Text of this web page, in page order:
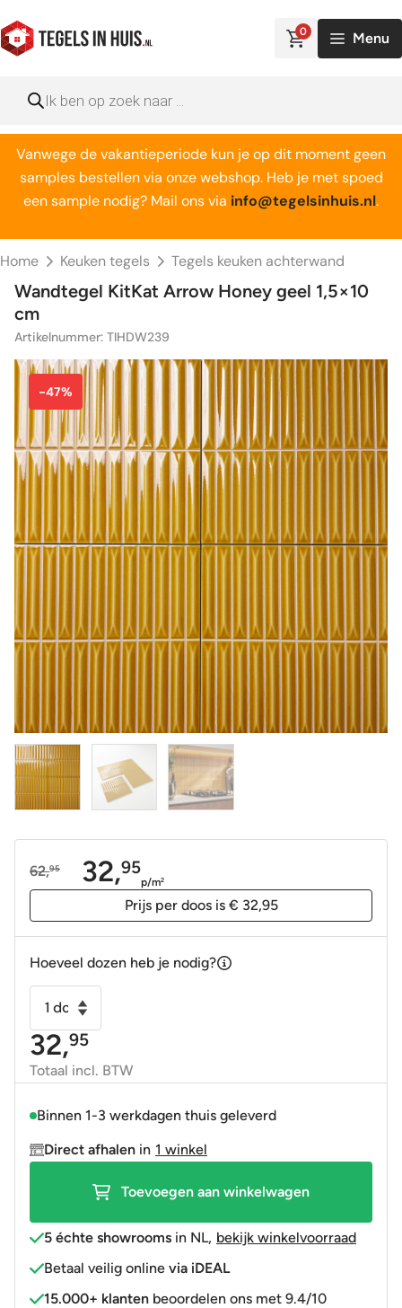
naar
de
0 Menu
zoeken
Vanwege de vakantieperiode kun je op dit moment geen
samples bestellen via onze webshop. Heb je met spoed
een sample nodig? Mail ons via info@tegelsinhuis.nl.
Home Keuken tegels Tegels keuken achterwand
Wandtegel KitKat Arrow Honey geel 1,5×10
cm
Artikelnummer: TIHDW239
-47%
62,95
Oorspronkelijke
32,95
Huidige
p/m2
Prijs per doos is € 32,95
Hoeveel dozen heb je nodig?
KitKat
Arrow
Honey
geel
1,5x10
aantal
32,95
Totaal incl. BTW
Binnen 1-3 werkdagen thuis geleverd
Direct afhalen in 1 winkel
Toevoegen aan winkelwagen
5 échte showrooms in NL, bekijk winkelvoorraad
Betaal veilig online via iDEAL
15.000+ klanten beoordelen ons met 9.4/10